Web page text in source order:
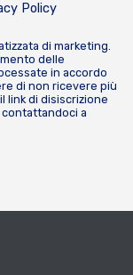
Policy
di marketing.
delle
in accordo
di non ricevere più
link di disiscrizione
a